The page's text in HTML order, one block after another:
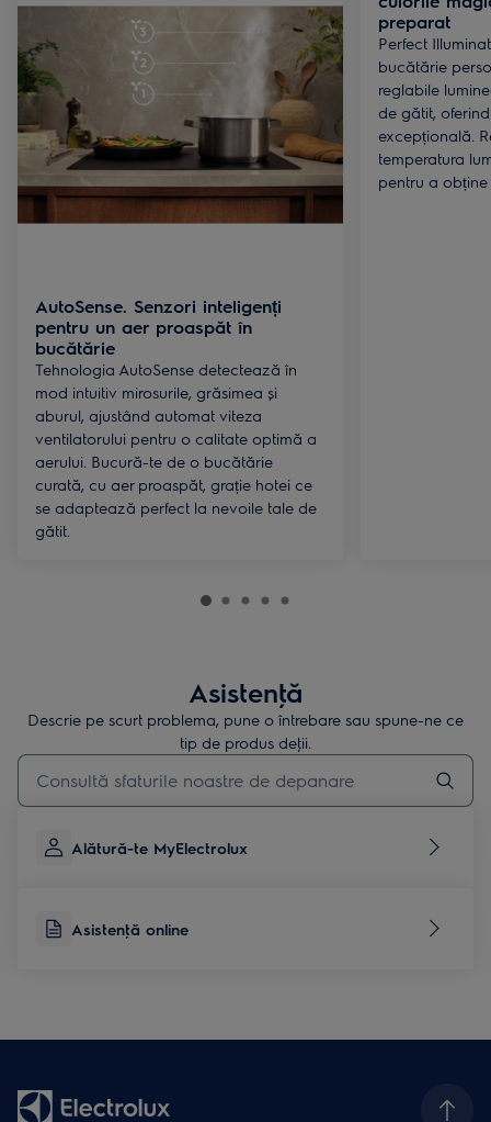
AutoSense. Senzori inteligenți
pentru un aer proaspăt în
bucătărie
Tehnologia AutoSense detectează în
mod intuitiv mirosurile, grăsimea și
aburul, ajustând automat viteza
ventilatorului pentru o calitate optimă a
aerului. Bucură-te de o bucătărie
curată, cu aer proaspăt, grație hotei ce
se adaptează perfect la nevoile tale de
gătit.
preparat
Perfect
bucătărie
reglabile
de gătit,
excepțională.
temperatura
pentru a
Asistenţă
Descrie pe scurt problema, pune o întrebare sau spune-ne ce
tip de produs deţii.
Type to search for support articles
Alătură-te MyElectrolux
Asistenţă online